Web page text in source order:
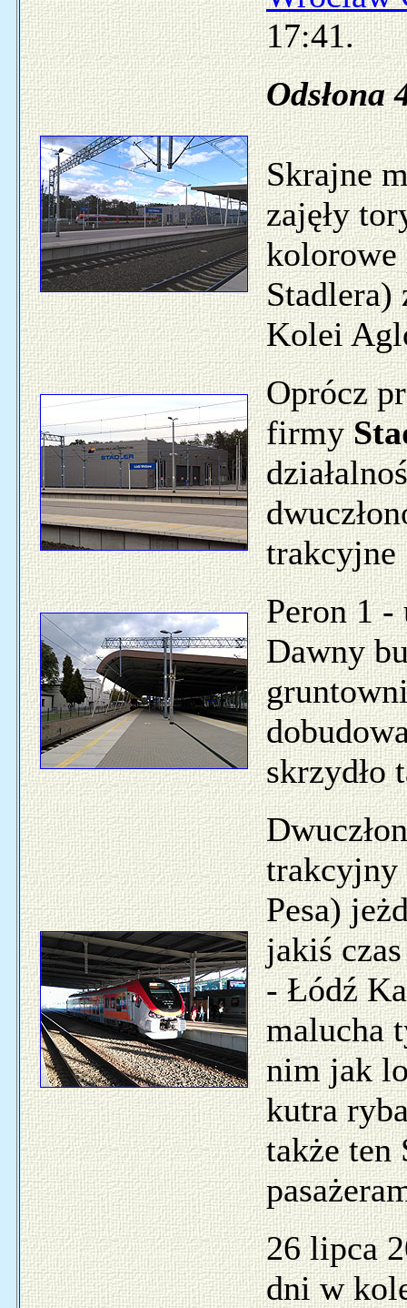
17:41.
Odsłona
Skrajne
zajęły
kolorowe
Stadlera)
Kolei
Oprócz
firmy
trakcyjne
Peron 1 -
Dawny
skrzydło
Pesa)
jakiś
- Łódź
malucha
nim jak
kutra
także ten
26 lipca
dni w